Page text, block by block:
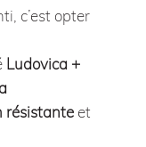
c’est opter
Ludovica +
résistanteet